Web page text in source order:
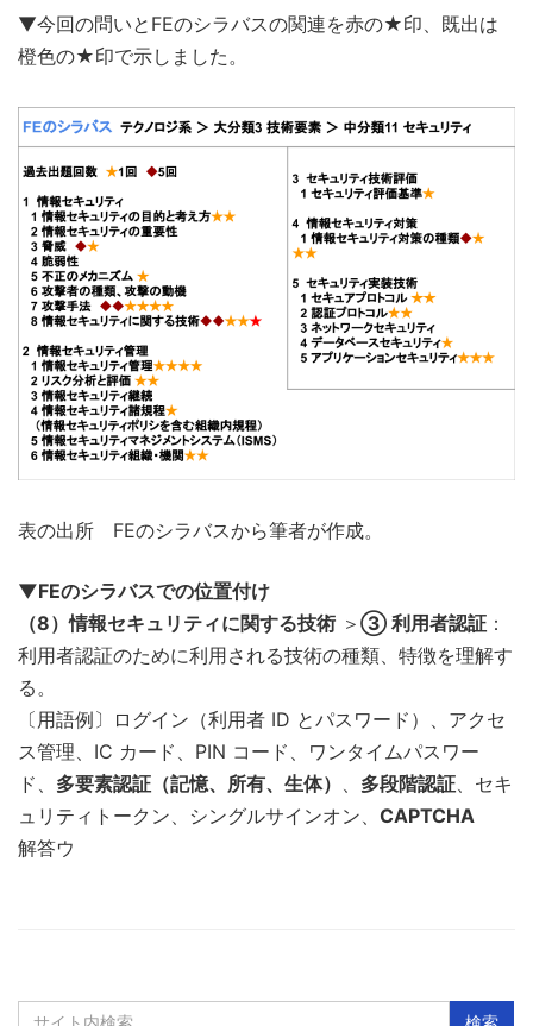
▼今回の問いとFEのシラバスの関連を赤の★印、既出は
橙色の★印で示しました。
表の出所 FEのシラバスから筆者が作成。
▼FEのシラバスでの位置付け
（8）情報セキュリティに関する技術 ＞ ③ 利用者認証 ：
利用者認証のために利用される技術の種類、特徴を理解す
る。
〔用語例〕ログイン（利用者 ID とパスワード）、アクセ
ス管理、IC カード、PIN コード、ワンタイムパスワー
ド、 多要素認証（記憶、所有、生体） 多段階認証 、セキ
ュリティトークン、シングルサインオン、 CAPTCHA
解答ウ